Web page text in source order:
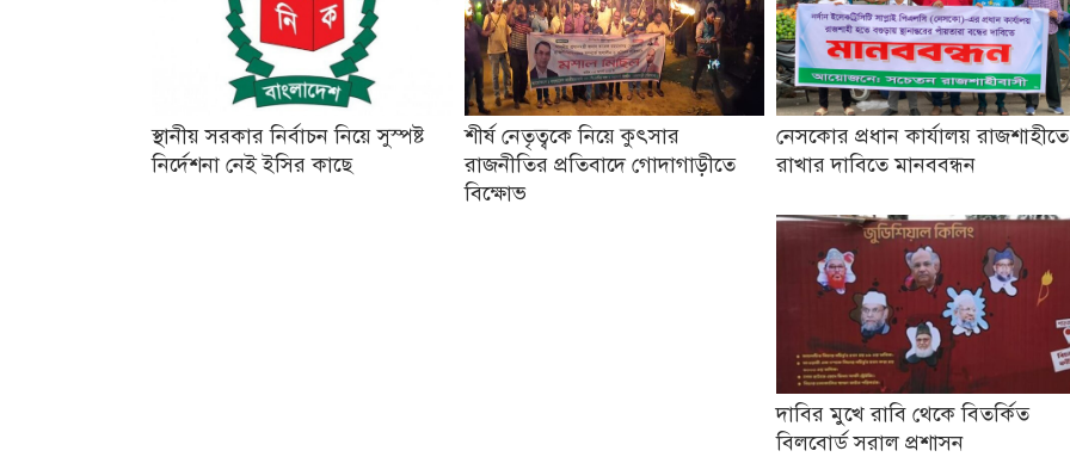
স্থানীয় সরকার নির্বাচন নিয়ে সুস্পষ্ট
নির্দেশনা নেই ইসির কাছে
শীর্ষ নেতৃত্বকে নিয়ে কুৎসার
রাজনীতির প্রতিবাদে গোদাগাড়ীতে
বিক্ষোভ
নেসকোর প্রধান কার্যালয় রাজশাহীতে
রাখার দাবিতে মানববন্ধন
দাবির মুখে রাবি থেকে বিতর্কিত
বিলবোর্ড সরাল প্রশাসন